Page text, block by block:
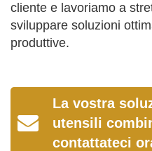
cliente e lavoriamo a
sviluppare soluzioni
produttive.
La vostra
utensili
contattateci